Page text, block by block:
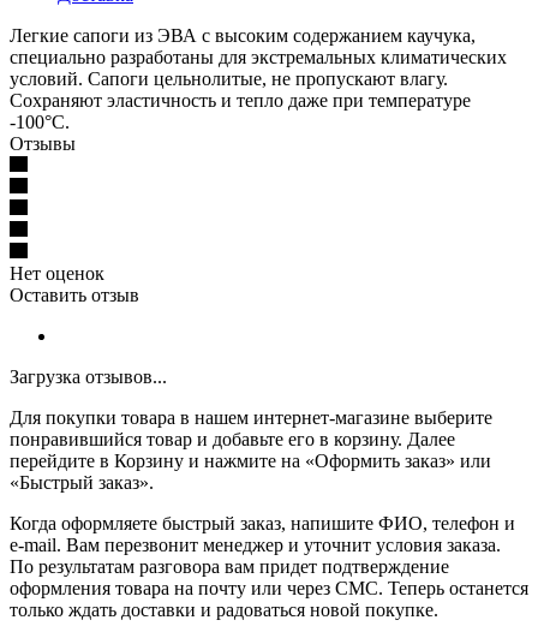
Легкие сапоги из ЭВА с высоким содержанием каучука,
специально разработаны для экстремальных климатических
условий. Сапоги цельнолитые, не пропускают влагу.
Сохраняют эластичность и тепло даже при температуре
-100°С.
Отзывы
Нет оценок
Оставить отзыв
Загрузка отзывов...
Для покупки товара в нашем интернет-магазине выберите
понравившийся товар и добавьте его в корзину. Далее
перейдите в Корзину и нажмите на «Оформить заказ» или
«Быстрый заказ».
Когда оформляете быстрый заказ, напишите ФИО, телефон и
e-mail. Вам перезвонит менеджер и уточнит условия заказа.
По результатам разговора вам придет подтверждение
оформления товара на почту или через СМС. Теперь останется
только ждать доставки и радоваться новой покупке.